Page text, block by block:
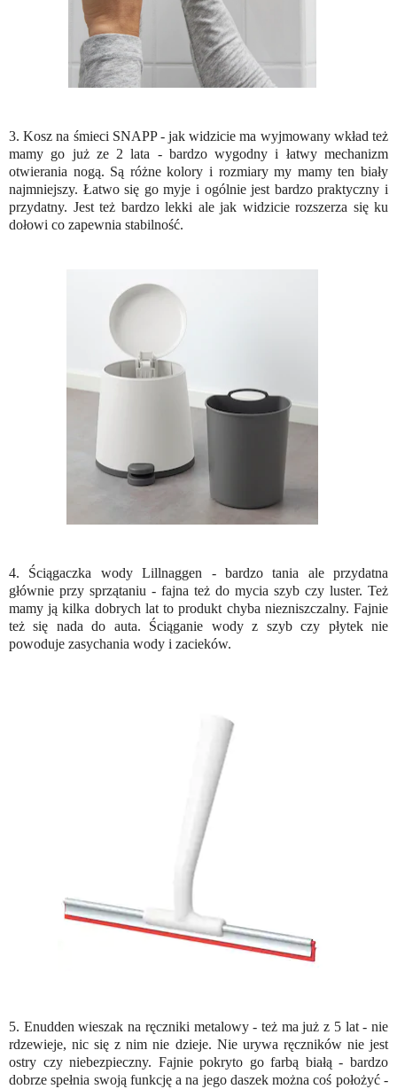
3. Kosz na śmieci SNAPP - jak widzicie ma wyjmowany wkład też
mamy go już ze 2 lata - bardzo wygodny i łatwy mechanizm
otwierania nogą. Są różne kolory i rozmiary my mamy ten biały
najmniejszy. Łatwo się go myje i ogólnie jest bardzo praktyczny i
przydatny. Jest też bardzo lekki ale jak widzicie rozszerza się ku
dołowi co zapewnia stabilność.
4. Ściągaczka wody Lillnaggen - bardzo tania ale przydatna
głównie przy sprzątaniu - fajna też do mycia szyb czy luster. Też
mamy ją kilka dobrych lat to produkt chyba niezniszczalny. Fajnie
też się nada do auta. Ściąganie wody z szyb czy płytek nie
powoduje zasychania wody i zacieków.
5. Enudden wieszak na ręczniki metalowy - też ma już z 5 lat - nie
rdzewieje, nic się z nim nie dzieje. Nie urywa ręczników nie jest
ostry czy niebezpieczny. Fajnie pokryto go farbą białą - bardzo
dobrze spełnia swoją funkcję a na jego daszek można coś położyć -